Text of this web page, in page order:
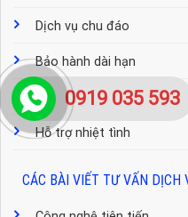
Dịch vụ chu đáo
Bảo hành dài hạn
Đội ngũ tư vấn nhiều kinh
Hỗ trợ nhiệt tình
CÁC BÀI VIẾT TƯ VẤN DỊCH
0919 035 593